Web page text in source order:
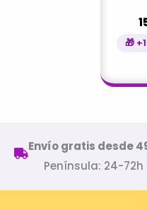
🎁
Envío gratis desde
Península: 24-72h